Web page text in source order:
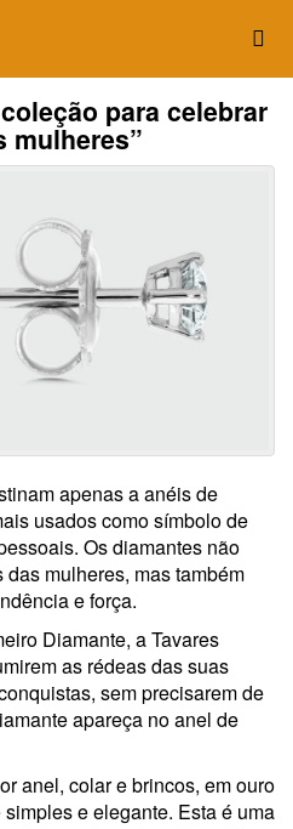
para celebrar
mulheres”
apenas a anéis de
usados como símbolo de
Os diamantes não
mulheres, mas também
e força.
Diamante, a Tavares
as rédeas das suas
sem precisarem de
apareça no anel de
anel, colar e brincos, em ouro
e elegante. Esta é uma